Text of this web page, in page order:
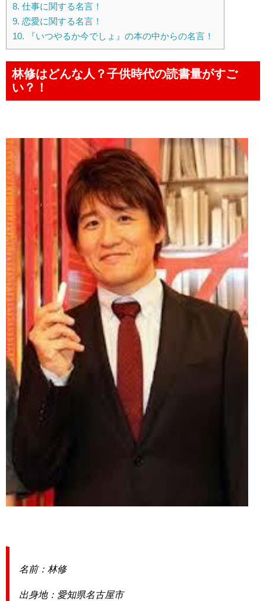
8. 仕事に関する名言！
9. 恋愛に関する名言！
10. 『いつやるか今でしょ』の本の中からの名言！
林修はどんな人？子供時代の読書量がすご
い？！
名前：林修
出身地：愛知県名古屋市